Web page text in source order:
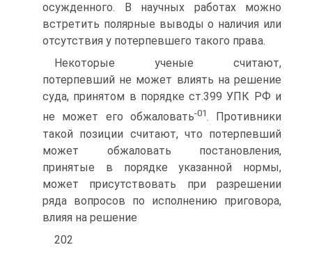
осужденного. В научных работах можно
встретить полярные выводы о наличия или
отсутствия у потерпевшего такого права.
Некоторые ученые считают,
потерпевший не может влиять на решение
суда, принятом в порядке ст.399 УПК РФ и
не может его обжаловать-01. Противники
такой позиции считают, что потерпевший
может обжаловать постановления,
принятые в порядке указанной нормы,
может присутствовать при разрешении
ряда вопросов по исполнению приговора,
влияя на решение
202